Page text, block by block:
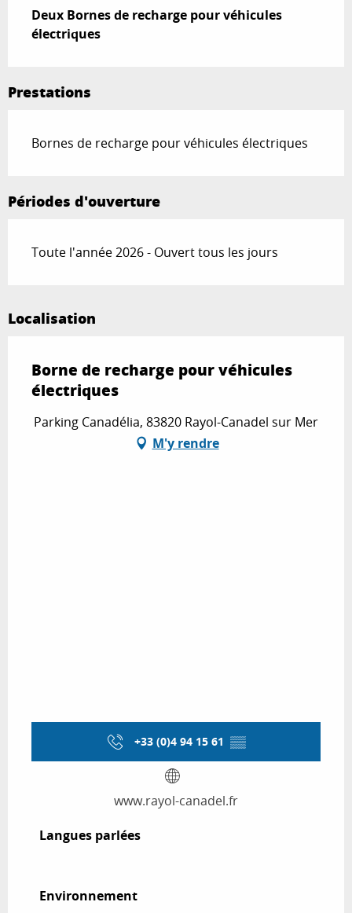
Deux Bornes de recharge pour véhicules
électriques
Prestations
Bornes de recharge pour véhicules électriques
Périodes d'ouverture
Toute l'année 2026 - Ouvert tous les jours
Localisation
Borne de recharge pour véhicules
électriques
Parking Canadélia, 83820 Rayol-Canadel sur Mer
M'y rendre
+33 (0)4 94 15 61 ▒▒
www.rayol-canadel.fr
Langues parlées
Langues parlées
Environnement
Environnement